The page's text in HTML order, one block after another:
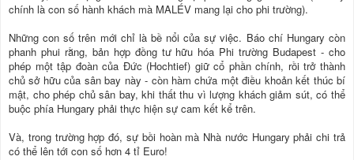
chính là con số hành khách mà MALÉV mang lại cho phi trường).
Những con số trên mới chỉ là bề nổi của sự việc. Báo chí Hungary còn
phanh phui rằng, bản hợp đồng tư hữu hóa Phi trường Budapest - cho
phép một tập đoàn của Ðức (Hochtief) giữ cổ phần chính, rồi trở thành
chủ sở hữu của sân bay này - còn hàm chứa một điều khoản kết thúc bí
mật, cho phép chủ sân bay, khi thất thu vì lượng khách giảm sút, có thể
buộc phía Hungary phải thực hiện sự cam kết kể trên.
Và, trong trường hợp đó, sự bồi hoàn mà Nhà nước Hungary phải chi trả
có thể lên tới con số hơn 4 tỉ Euro!